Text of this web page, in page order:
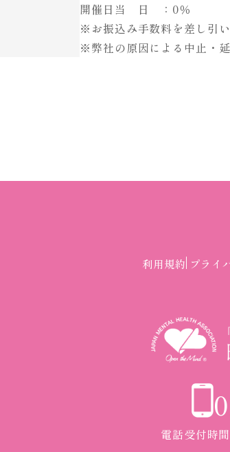
開催日当 日 ：0％
※お振込み手数料を差し引
※弊社の原因による中止・
利用規約 プライ
電話受付時